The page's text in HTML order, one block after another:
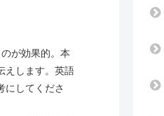
が効果的。本
えします。英語
にしてくださ